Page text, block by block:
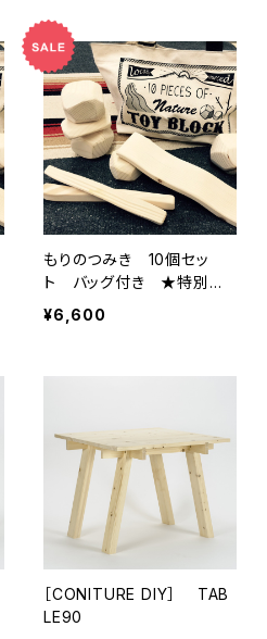
もりのつみき 10個セッ
ト バッグ付き ★特別価
格★
¥6,600
［CONITURE DIY］ TAB
LE90